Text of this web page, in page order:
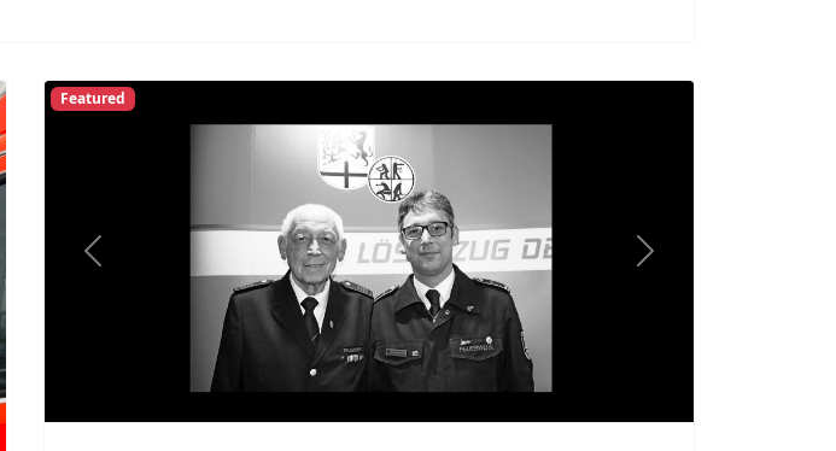
Meinolf Brökelmann 2025 23. November 2025
Schwerer Verkehrsunfall in der Thüler Ortsdurchfahrt: Am
Sonntag in der Mittagszeit verlor der 42 Jahre alte Fahrer eines
Opel Tigra mit niederländischem Kennzeichen die Gewalt über
seinen Opel Tigra und prallte gegen einen Straßenbaum.
Weiterlesen: 23. November. Salzkotten.